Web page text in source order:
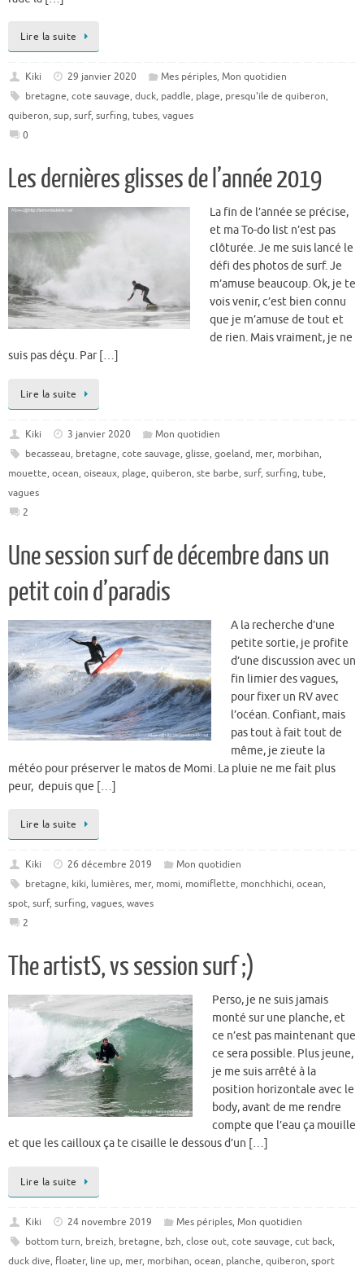
Lire la suite
Kiki 29 janvier 2020 Mes périples, Mon quotidien
bretagne, cote sauvage, duck, paddle, plage, presqu'ile de quiberon,
quiberon, sup, surf, surfing, tubes, vagues
0
Les dernières glisses de l’année 2019
La fin de l’année se précise,
et ma To-do list n’est pas
clôturée. Je me suis lancé le
défi des photos de surf. Je
m’amuse beaucoup. Ok, je te
vois venir, c’est bien connu
que je m’amuse de tout et
de rien. Mais vraiment, je ne
suis pas déçu. Par […]
Lire la suite
Kiki 3 janvier 2020
Mon quotidien
becasseau, bretagne, cote sauvage, glisse, goeland, mer, morbihan,
mouette, ocean, oiseaux, plage, quiberon, ste barbe, surf, surfing, tube,
vagues
2
Une session surf de décembre dans un
petit coin d’paradis
A la recherche d’une
petite sortie, je profite
d’une discussion avec un
fin limier des vagues,
pour fixer un RV avec
l’océan. Confiant, mais
pas tout à fait tout de
même, je zieute la
météo pour préserver le matos de Momi. La pluie ne me fait plus
peur, depuis que […]
Lire la suite
Kiki 26 décembre 2019
Mon quotidien
bretagne, kiki, lumières, mer, momi, momiflette, monchhichi, ocean,
spot, surf, surfing, vagues, waves
2
The artistS, vs session surf ;)
Perso, je ne suis jamais
monté sur une planche, et
ce n’est pas maintenant que
ce sera possible. Plus jeune,
je me suis arrêté à la
position horizontale avec le
body, avant de me rendre
compte que l’eau ça mouille
et que les cailloux ça te cisaille le dessous d’un […]
Lire la suite
Kiki 24 novembre 2019 Mes périples, Mon quotidien
bottom turn, breizh, bretagne, bzh, close out, cote sauvage, cut back,
duck dive, floater, line up, mer, morbihan, ocean, planche, quiberon, sport